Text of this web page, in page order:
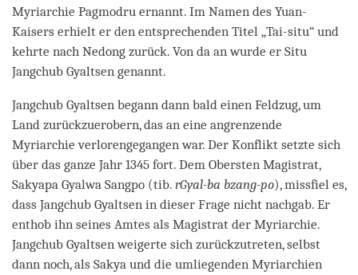
Myriarchie Pagmodru ernannt. Im Namen des Yuan-
Kaisers erhielt er den entsprechenden Titel „Tai-situ“ und
kehrte nach Nedong zurück. Von da an wurde er Situ
Jangchub Gyaltsen genannt.
Jangchub Gyaltsen begann dann bald einen Feldzug, um
Land zurückzuerobern, das an eine angrenzende
Myriarchie verlorengegangen war. Der Konflikt setzte sich
über das ganze Jahr 1345 fort. Dem Obersten Magistrat,
Sakyapa Gyalwa Sangpo (tib. rGyal-ba bzang-po), missfiel es,
dass Jangchub Gyaltsen in dieser Frage nicht nachgab. Er
enthob ihn seines Amtes als Magistrat der Myriarchie.
Jangchub Gyaltsen weigerte sich zurückzutreten, selbst
dann noch, als Sakya und die umliegenden Myriarchien